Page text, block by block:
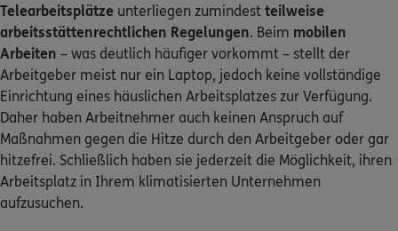
Telearbeitsplätze unterliegen zumindest teilweise
arbeitsstättenrechtlichen Regelungen. Beim mobilen
Arbeiten – was deutlich häufiger vorkommt – stellt der
Arbeitgeber meist nur ein Laptop, jedoch keine vollständige
Einrichtung eines häuslichen Arbeitsplatzes zur Verfügung.
Daher haben Arbeitnehmer auch keinen Anspruch auf
Maßnahmen gegen die Hitze durch den Arbeitgeber oder gar
hitzefrei. Schließlich haben sie jederzeit die Möglichkeit, ihren
Arbeitsplatz in Ihrem klimatisierten Unternehmen
aufzusuchen.